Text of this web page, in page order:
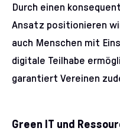
Durch einen
Ansatz positionieren
auch Menschen mit
digitale Teilhabe
garantiert Vereinen
Green IT und